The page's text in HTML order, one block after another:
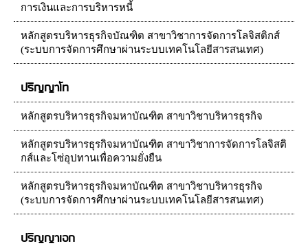
การเงินและการบริหารหนี้
หลักสูตรบริหารธุรกิจบัณฑิต สาขาวิชาการจัดการโลจิสติกส์
(ระบบการจัดการศึกษาผ่านระบบเทคโนโลยีสารสนเทศ)
ปริญญาโท
หลักสูตรบริหารธุรกิจมหาบัณฑิต สาขาวิชาบริหารธุรกิจ
หลักสูตรบริหารธุรกิจมหาบัณฑิต สาขาวิชาการจัดการโลจิสติ
กส์และโซ่อุปทานเพื่อความยั่งยืน
หลักสูตรบริหารธุรกิจมหาบัณฑิต สาขาวิชาบริหารธุรกิจ
(ระบบการจัดการศึกษาผ่านระบบเทคโนโลยีสารสนเทศ)
ปริญญาเอก